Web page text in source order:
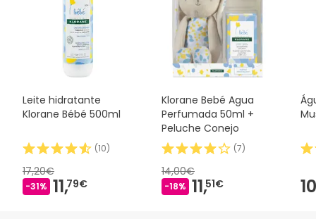
Leite hidratante
Klorane Bébé 500ml
(10)
17,20€
-31% 11,79€
Klorane Bebé Agua
Perfumada 50ml +
Peluche Conejo
(7)
14,00€
-18% 11,51€